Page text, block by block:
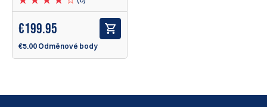
€199.95
€5.00 Odměnové body